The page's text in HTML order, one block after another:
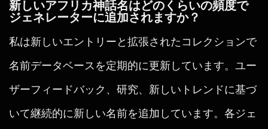
新しいアフリカ神話名はどのくらいの頻度で
ジェネレーターに追加されますか？
私は新しいエントリーと拡張されたコレクションで
名前データベースを定期的に更新しています。ユー
ザーフィードバック、研究、新しいトレンドに基づ
いて継続的に新しい名前を追加しています。各ジェ